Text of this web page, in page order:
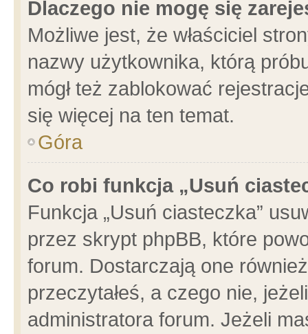
Dlaczego nie mogę się
Możliwe jest, że właściciel
nazwy użytkownika, którą
mógł też zablokować
się więcej na ten temat.
Góra
Co robi funkcja „Usuń
Funkcja „Usuń ciasteczka”
przez skrypt phpBB, które
forum. Dostarczają one
przeczytałeś, a czego nie,
administratora forum. Jeżeli